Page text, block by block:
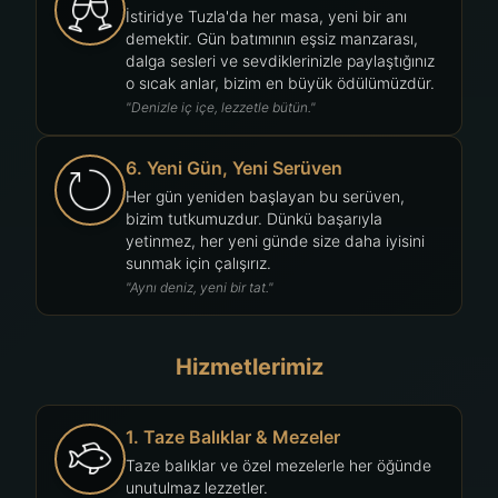
İstiridye Tuzla'da her masa, yeni bir anı
demektir. Gün batımının eşsiz manzarası,
dalga sesleri ve sevdiklerinizle paylaştığınız
o sıcak anlar, bizim en büyük ödülümüzdür.
"Denizle iç içe, lezzetle bütün."
6. Yeni Gün, Yeni Serüven
Her gün yeniden başlayan bu serüven,
bizim tutkumuzdur. Dünkü başarıyla
yetinmez, her yeni günde size daha iyisini
sunmak için çalışırız.
"Aynı deniz, yeni bir tat."
Hizmetlerimiz
1. Taze Balıklar & Mezeler
Taze balıklar ve özel mezelerle her öğünde
unutulmaz lezzetler.